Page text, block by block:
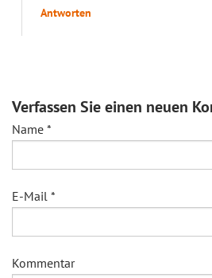
Antworten
Verfassen Sie einen neuen
Name *
E-Mail *
Kommentar